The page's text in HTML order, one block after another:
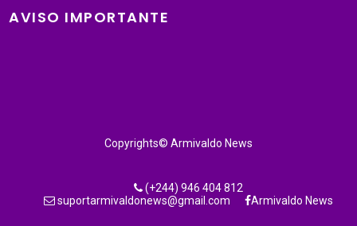
AVISO IMPORTANTE
Copyrights© Armivaldo News
(+244) 946 404 812
suportarmivaldonews@gmail.com
Armivaldo News